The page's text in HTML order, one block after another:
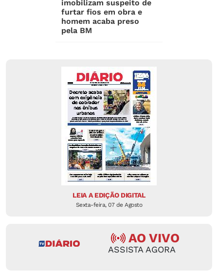
imobilizam suspeito de
furtar fios em obra e
homem acaba preso
pela BM
LEIA A EDIÇÃO DIGITAL
Sexta-feira, 07 de Agosto
AO VIVO
ASSISTA AGORA